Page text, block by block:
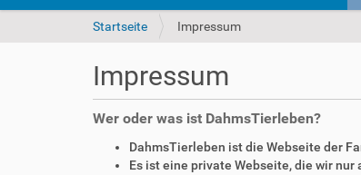
k
S
i
n
Startseite Impressum
Impressum
Wer oder was ist DahmsTierleben?
DahmsTierleben ist die Webseite der
Es ist eine private Webseite, die wir